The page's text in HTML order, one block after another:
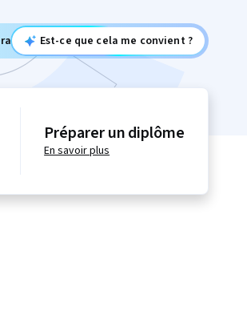
Est-ce que cela me convient ?
Préparer un diplôme
En savoir plus